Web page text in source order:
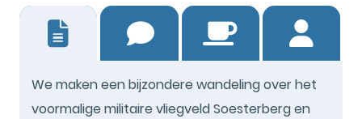
We maken een bijzondere wandeling over het
voormalige militaire vliegveld Soesterberg en